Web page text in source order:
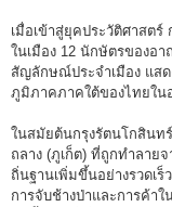
เมื่อเข้าสู่ยุคประวัติศาสตร์
ในเมือง 12 นักษัตรของอ
สัญลักษณ์ประจำเมือง แสด
ภูมิภาคภาคใต้ของไทยใน
ในสมัยต้นกรุงรัตนโกสินท
ถลาง (ภูเก็ต) ที่ถูกทำลาย
ถิ่นฐานเพิ่มขึ้นอย่างรวดเ
การจับช้างป่าและการค้า